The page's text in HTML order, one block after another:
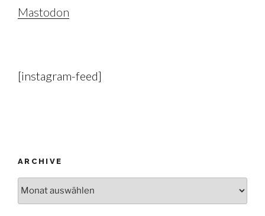
Mastodon
[instagram-feed]
ARCHIVE
Archive